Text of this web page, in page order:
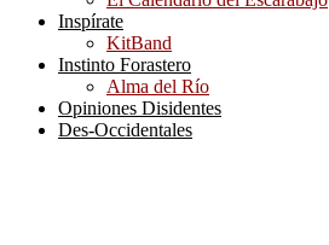
Inspírate
KitBand
Instinto Forastero
Alma del Río
Opiniones Disidentes
Des-Occidentales